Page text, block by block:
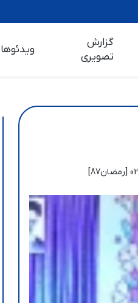
گزارش
تصویری
ویدئوها